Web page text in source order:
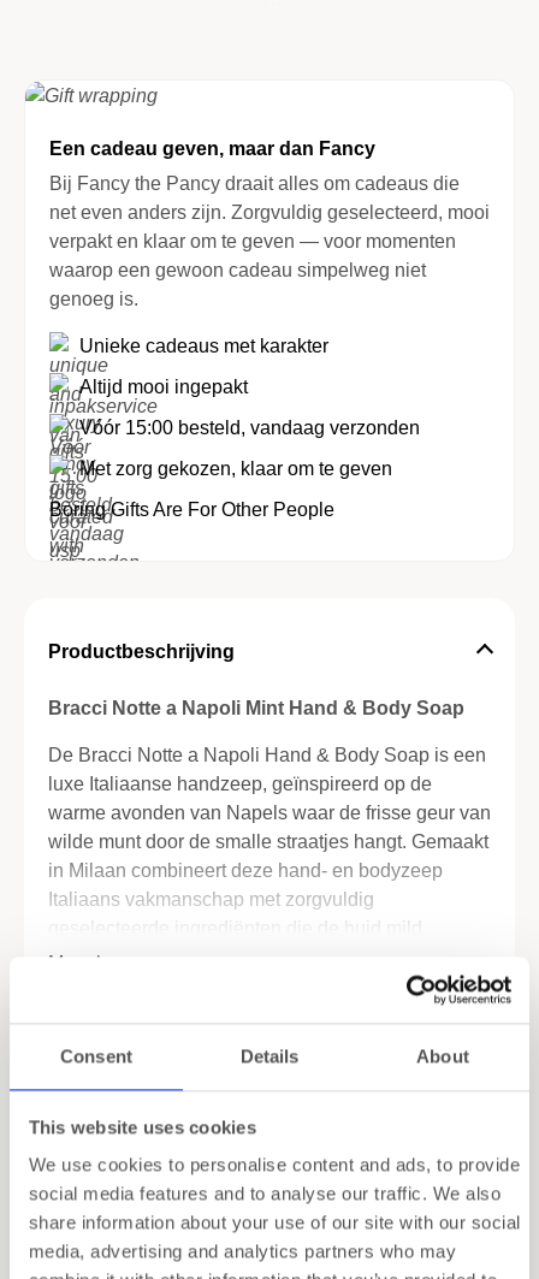
Consent Details About
This website uses cookies
We use cookies to personalise content and ads, to provide
social media features and to analyse our traffic. We also
share information about your use of our site with our social
media, advertising and analytics partners who may
Productbeschrijving
Bracci Notte a Napoli Mint Hand & Body Soap
De Bracci Notte a Napoli Hand & Body Soap is een
luxe Italiaanse handzeep, geïnspireerd op de
warme avonden van Napels waar de frisse geur van
wilde munt door de smalle straatjes hangt. Gemaakt
in Milaan combineert deze hand- en bodyzeep
Italiaans vakmanschap met zorgvuldig
reinigen en helpen haar natuurlijke vochtbalans te
weer voor een fris gevoel, of je nu je handen wast of
onder de douche stapt. Fris, puur en langdurig
aanwezig, zonder te overheersen.
Dankzij de verzorgende formule is deze hand- en
bodyzeep geschikt voor dagelijks gebruik. Verrijkt
met zuiver Alpenwater reinigt de zeep de huid op
milde wijze, terwijl zij zacht en comfortabel blijft
Meer lezen
Specificaties
Een cadeau geven, maar dan Fancy
Bij Fancy the Pancy draait alles om cadeaus die
net even anders zijn. Zorgvuldig geselecteerd, mooi
verpakt en klaar om te geven — voor momenten
waarop een gewoon cadeau simpelweg niet
genoeg is.
Unieke cadeaus met karakter
Altijd mooi ingepakt
Vóór 15:00 besteld, vandaag verzonden
Met zorg gekozen, klaar om te geven
Boring Gifts Are For Other People
Gerelateerde producten